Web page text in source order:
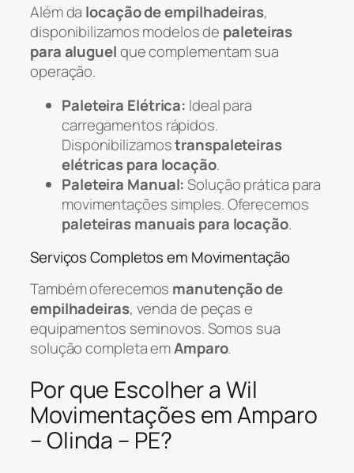
Além da locação de empilhadeiras,
disponibilizamos modelos de paleteiras
para aluguelque complementam sua
operação.
Paleteira Elétrica: Ideal para
carregamentos rápidos.
Disponibilizamostranspaleteiras
elétricas para locação.
Paleteira Manual:Solução prática para
movimentações simples. Oferecemos
paleteiras manuais para locação.
Serviços Completos em Movimentação
Também oferecemos manutenção de
empilhadeiras, venda de peças e
equipamentos seminovos. Somos sua
solução completa emAmparo.
Por que Escolher a Wil
Movimentações em Amparo
– Olinda – PE?